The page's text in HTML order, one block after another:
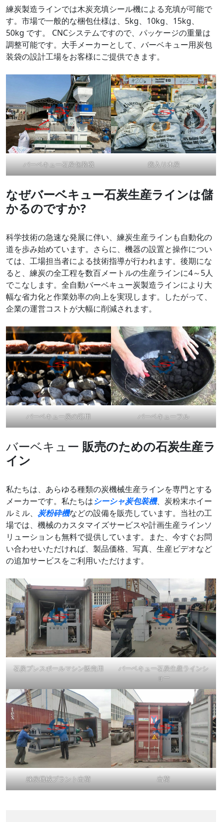
練炭製造ラインでは木炭充填シール機による充填が可能で
す。市場で一般的な梱包仕様は、5kg、10kg、15kg、
50kg です。 CNCシステムですので、パッケージの重量は
調整可能です。大手メーカーとして、バーベキュー用炭包
装袋の設計工場をお客様にご提供できます。
バーベキュー石炭包装機 袋入り木炭
なぜバーベキュー石炭生産ラインは儲
かるのですか?
科学技術の急速な発展に伴い、練炭生産ラインも自動化の
道を歩み始めています。さらに、機器の設置と操作につい
ては、工場担当者による技術指導が行われます。後期にな
ると、練炭の全工程を数百メートルの生産ラインに4～5人
でこなします。全自動バーベキュー炭製造ラインにより大
幅な省力化と作業効率の向上を実現します。したがって、
企業の運営コストが大幅に削減されます。
バーベキュー炭の応用 バーベキューフル
バーベキュー 販売のための石炭生産ラ
イン
私たちは、あらゆる種類の炭機械生産ラインを専門とする
メーカーです。私たちはシーシャ炭包装機、炭粉末ホイー
ルミル、 炭粉砕機などの設備を販売しています。当社の工
場では、機械のカスタマイズサービスや計画生産ラインソ
リューションも無料で提供しています。また、今すぐお問
い合わせいただければ、製品価格、写真、生産ビデオなど
の追加サービスをご利用いただけます。
石炭プレスボールマシン販売用
バーベキュー石炭生産ラインシ
ョー
練炭機械プラント出荷 出荷